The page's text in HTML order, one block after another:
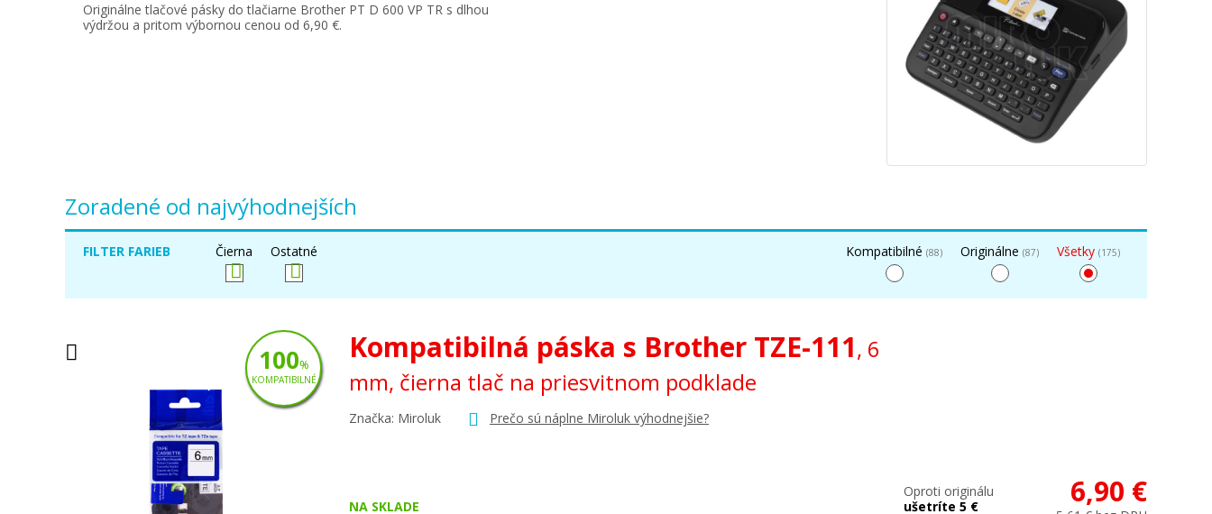
Originálne tlačové pásky do tlačiarne Brother PT D 600 VP TR s dlhou
výdržou a pritom výbornou cenou od 6,90 €.
Zoradené od najvýhodnejších
FILTER FARIEB Čierna Ostatné Kompatibilné (88) Originálne (87) Všetky (175)
Kompatibilná páska s Brother TZE-111, 6
mm, čierna tlač na priesvitnom podklade
Značka: Miroluk Prečo sú náplne Miroluk výhodnejšie?
NA SKLADE
Oproti originálu
ušetríte 5 €
6,90 €
100%
KOMPATIBILNÉ